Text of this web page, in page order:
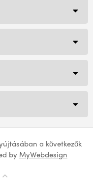
a következők
by MyWebdesign